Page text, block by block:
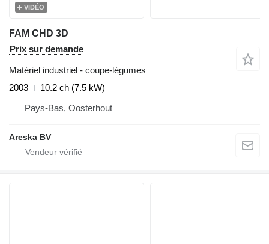
VIDÉO
FAM CHD 3D
Prix sur demande
Matériel industriel - coupe-légumes
2003
10.2 ch (7.5 kW)
Pays-Bas, Oosterhout
Areska BV